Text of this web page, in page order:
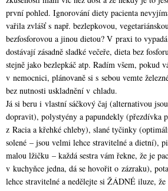
první pohled. Ignorování diety pacienta
vařila zvlášť s např. bezlepkovou,
bezfosforovou a jinou dietou? V praxi to
dostávají zásadně sladké večeře, dieta bez
stejně jako bezlepkáč atp. Radím všem, pokud
v nemocnici, plánovaně si s sebou vemte
bez nutnosti uskladnění v chladu.
Já si beru i vlastní sáčkový čaj (alternativou
dopravit), polystyény a papundekly (přezdívka
z Racia a křehké chleby), slané tyčinky
solené – jsou velmi lehce stravitelné a dietní),
malou lžičku – každá sestra vám řekne, že je
v kuchyňce jedna, dá se hovořit o zázraku),
lehce stravitelné a nedělejte si ŽÁDNÉ iluze,